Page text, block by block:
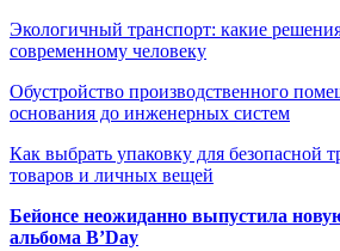
Экологичный транспорт: какие
современному человеку
Обустройство производственного
основания до инженерных систем
Как выбрать упаковку для безопасной
товаров и личных вещей
Бейонсе неожиданно выпустила
альбома B’Day